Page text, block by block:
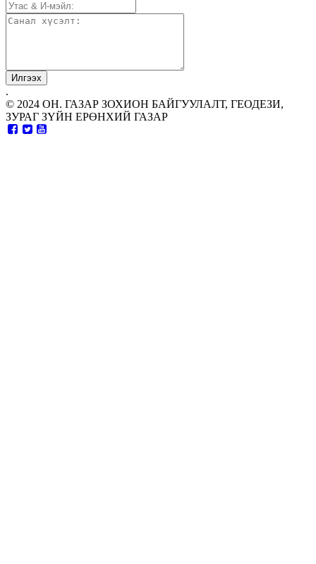
.
© 2024 ОН. ГАЗАР ЗОХИОН БАЙГУУЛАЛТ, ГЕОДЕЗИ,
ЗУРАГ ЗҮЙН ЕРӨНХИЙ ГАЗАР